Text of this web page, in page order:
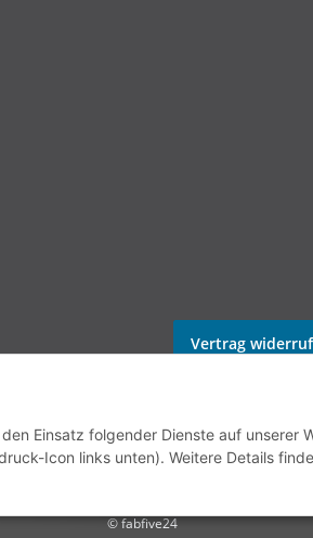
Vertrag
© fabfive24
Einsatz folgender Dienste auf unserer
Icon links unten). Weitere Details